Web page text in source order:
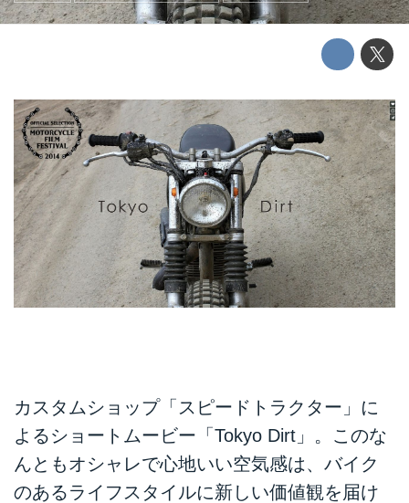
カスタムショップ「スピードトラクター」に
よるショートムービー「Tokyo Dirt」。このな
んともオシャレで心地いい空気感は、バイク
のあるライフスタイルに新しい価値観を届け